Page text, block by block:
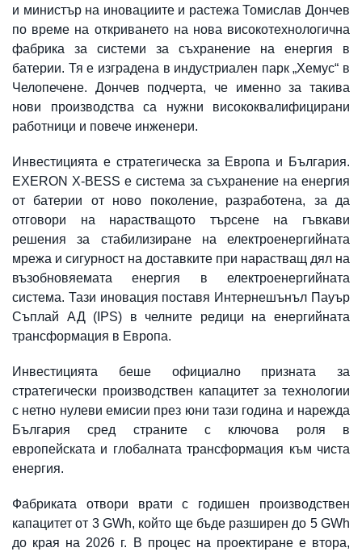
и министър на иновациите и растежа Томислав Дончев
по време на откриването на нова високотехнологична
фабрика за системи за съхранение на енергия в
батерии. Тя е изградена в индустриален парк „Хемус“ в
Челопечене. Дончев подчерта, че именно за такива
нови производства са нужни висококвалифицирани
работници и повече инженери.
Инвестицията е стратегическа за Европа и България.
EXERON X-BESS е система за съхранение на енергия
от батерии от ново поколение, разработена, за да
отговори на нарастващото търсене на гъвкави
решения за стабилизиране на електроенергийната
мрежа и сигурност на доставките при нарастващ дял на
възобновяемата енергия в електроенергийната
система. Тази иновация поставя Интернешънъл Пауър
Съплай АД (IPS) в челните редици на енергийната
трансформация в Европа.
Инвестицията беше официално призната за
стратегически производствен капацитет за технологии
с нетно нулеви емисии през юни тази година и нарежда
България сред страните с ключова роля в
европейската и глобалната трансформация към чиста
енергия.
Фабриката отвори врати с годишен производствен
капацитет от 3 GWh, който ще бъде разширен до 5 GWh
до края на 2026 г. В процес на проектиране е втора,